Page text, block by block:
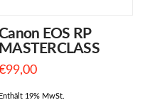
EOS RP
MASTERCLASS
99,00
Enthält 19% MwSt.